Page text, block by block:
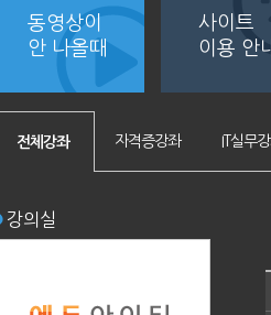
동영상이
안 나올때
사이트
이용 안
전체강좌 자격증강좌 IT실무
강의실